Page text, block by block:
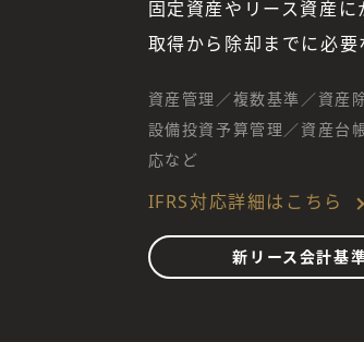
固定資産やリース資産
取得から除却までに必要
資産管理／複数基準／資産
設備投資予算管理／資産台
応など
IFRS対応詳細はこちら
新リース会計基